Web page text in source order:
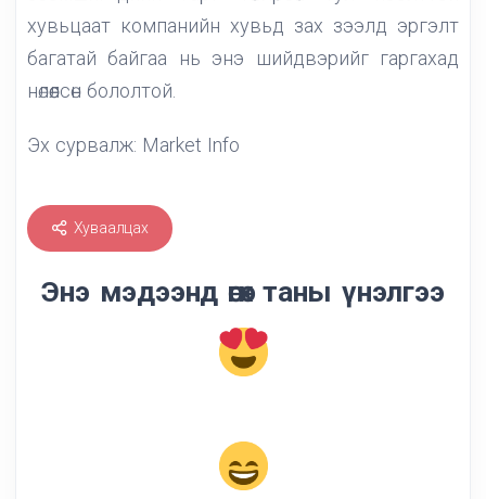
хувьцаат компанийн хувьд зах зээлд эргэлт
багатай байгаа нь энэ шийдвэрийг гаргахад
нөлөөлсөн бололтой.
Эх сурвалж: Market Info
Хуваалцах
Энэ мэдээнд өгөх таны үнэлгээ